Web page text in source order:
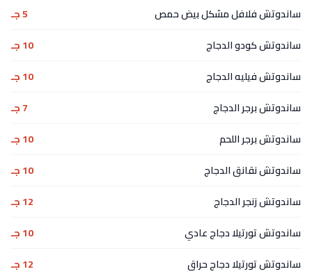
ساندوتش فلافل مشكل بيض حمص
5 جـ
ساندوتش كودو الدجاج
10 جـ
ساندوتش فيليه الدجاج
10 جـ
ساندوتش برجر الدجاج
7 جـ
ساندوتش برجر اللحم
10 جـ
ساندوتش نقانق الدجاج
10 جـ
ساندوتش زنجر الدجاج
12 جـ
ساندوتش تورتيلا دجاج عادي
10 جـ
ساندوتش تورتيلا دجاج حراق
12 جـ